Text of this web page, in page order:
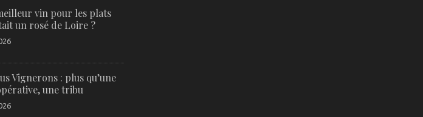
vin pour les plats
un rosé de Loire ?
Vignerons : plus qu’une
une tribu